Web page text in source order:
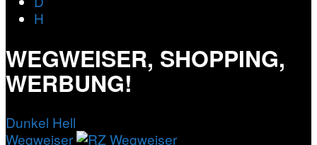
H
WEGWEISER, SHOPPING,
WERBUNG!
Dunkel Hell
Wegweiser